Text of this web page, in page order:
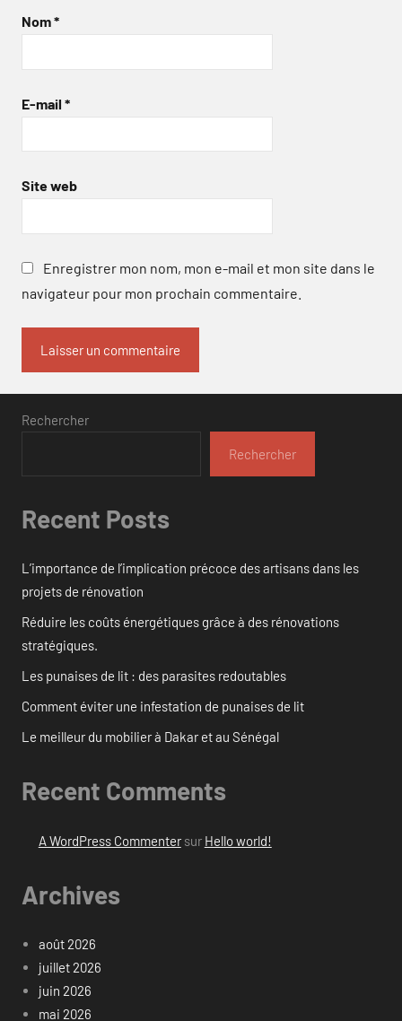
Nom*
E-mail *
Site web
Enregistrer mon nom, mon e-mail et mon site dans le
navigateur pour mon prochain commentaire.
Rechercher
Rechercher
Recent Posts
L’importance de l’implication précoce des artisans dans les
projets de rénovation
Réduire les coûts énergétiques grâce à des rénovations
stratégiques.
Les punaises de lit : des parasites redoutables
Comment éviter une infestation de punaises de lit
Le meilleur du mobilier à Dakar et au Sénégal
Recent Comments
A WordPress Commentersur Hello world!
Archives
août 2026
juillet 2026
juin 2026
mai 2026